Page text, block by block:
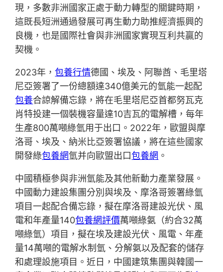
現，多數非洲國家正處于動力轉型的關鍵時期，
這既長短洲通過發展可再生動力助推經濟振興的
良機，也是國際社會與非洲國家實現互利共贏的
契機。
2023年，包養行情德國、埃及、阿聯酋、毛里塔
尼亞簽署了一份總額達340億美元的氫能一起配
包養合諒解備忘錄，將在毛里塔尼亞首都努瓦克
肖特投建一個裝機容量達10吉瓦的電解槽，每年
生產800萬噸綠氫用于出口。2022年，歐盟與摩
洛哥、埃及、納米比亞簽署協議，將在這些國家
開發綠包養網氫并向歐盟出口包養網 。
中國積極參與非洲氫能及其他新動力產業發展。
中國動力建設集團分別與埃及、摩洛哥簽署綠氫
項目一起配合備忘錄，擬在摩洛哥建設光伏、風
電和年產量140包養網評價萬噸綠氨（約合32萬
噸綠氫）項目，擬在埃及建設光伏、風電、年產
量14萬噸的電解水制氫、分解氨以及配套的儲存
和處理設施項目。近日，中國建筑集團與韓國一